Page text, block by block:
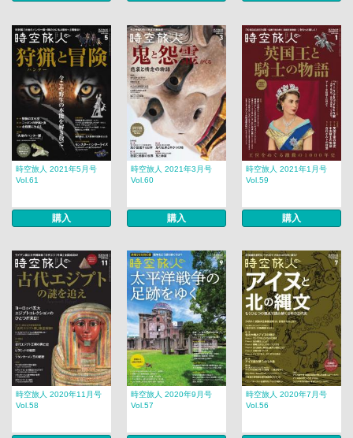
時空旅人 2021年5月号
Vol.61
購入
時空旅人 2021年3月号
Vol.60
購入
時空旅人 2021年1月号
Vol.59
購入
時空旅人 2020年11月号
Vol.58
時空旅人 2020年9月号
Vol.57
時空旅人 2020年7月号
Vol.56